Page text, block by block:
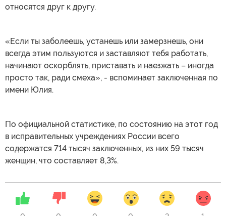
относятся друг к другу.
«Если ты заболеешь, устанешь или замерзнешь, они
всегда этим пользуются и заставляют тебя работать,
начинают оскорблять, приставать и наезжать – иногда
просто так, ради смеха», - вспоминает заключенная по
имени Юлия.
По официальной статистике, по состоянию на этот год
в исправительных учреждениях России всего
содержатся 714 тысяч заключенных, из них 59 тысяч
женщин, что составляет 8,3%.